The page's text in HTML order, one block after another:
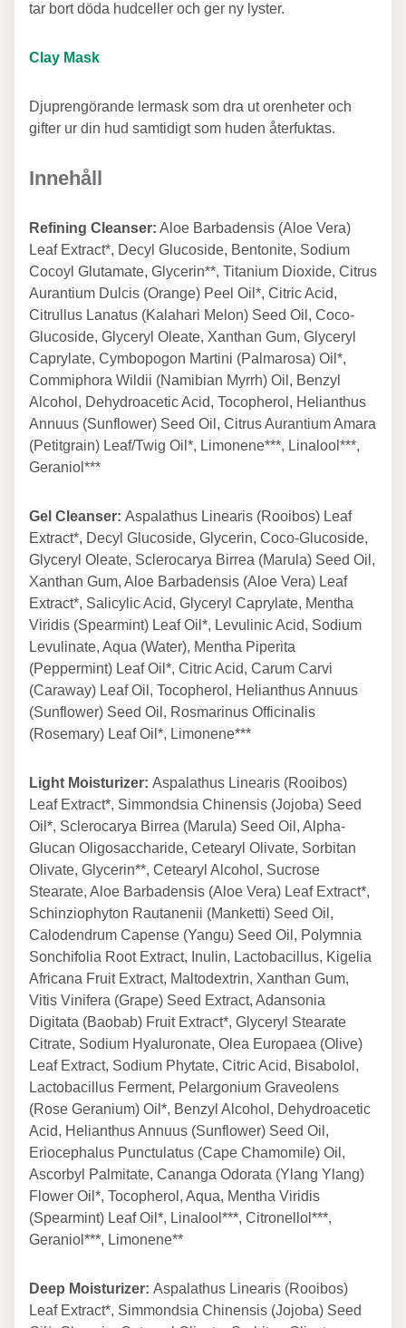
tar bort döda hudceller och ger ny lyster.
Clay Mask
Djuprengörande lermask som dra ut orenheter och
gifter ur din hud samtidigt som huden återfuktas.
Innehåll
Refining Cleanser: Aloe Barbadensis (Aloe Vera)
Leaf Extract*, Decyl Glucoside, Bentonite, Sodium
Cocoyl Glutamate, Glycerin**, Titanium Dioxide, Citrus
Aurantium Dulcis (Orange) Peel Oil*, Citric Acid,
Citrullus Lanatus (Kalahari Melon) Seed Oil, Coco-
Glucoside, Glyceryl Oleate, Xanthan Gum, Glyceryl
Caprylate, Cymbopogon Martini (Palmarosa) Oil*,
Commiphora Wildii (Namibian Myrrh) Oil, Benzyl
Alcohol, Dehydroacetic Acid, Tocopherol, Helianthus
Annuus (Sunflower) Seed Oil, Citrus Aurantium Amara
(Petitgrain) Leaf/Twig Oil*, Limonene***, Linalool***,
Geraniol***
Gel Cleanser: Aspalathus Linearis (Rooibos) Leaf
Extract*, Decyl Glucoside, Glycerin, Coco-Glucoside,
Glyceryl Oleate, Sclerocarya Birrea (Marula) Seed Oil,
Xanthan Gum, Aloe Barbadensis (Aloe Vera) Leaf
Extract*, Salicylic Acid, Glyceryl Caprylate, Mentha
Viridis (Spearmint) Leaf Oil*, Levulinic Acid, Sodium
Levulinate, Aqua (Water), Mentha Piperita
(Peppermint) Leaf Oil*, Citric Acid, Carum Carvi
(Caraway) Leaf Oil, Tocopherol, Helianthus Annuus
(Sunflower) Seed Oil, Rosmarinus Officinalis
(Rosemary) Leaf Oil*, Limonene***
Light Moisturizer: Aspalathus Linearis (Rooibos)
Leaf Extract*, Simmondsia Chinensis (Jojoba) Seed
Oil*, Sclerocarya Birrea (Marula) Seed Oil, Alpha-
Glucan Oligosaccharide, Cetearyl Olivate, Sorbitan
Olivate, Glycerin**, Cetearyl Alcohol, Sucrose
Stearate, Aloe Barbadensis (Aloe Vera) Leaf Extract*,
Schinziophyton Rautanenii (Manketti) Seed Oil,
Calodendrum Capense (Yangu) Seed Oil, Polymnia
Sonchifolia Root Extract, Inulin, Lactobacillus, Kigelia
Africana Fruit Extract, Maltodextrin, Xanthan Gum,
Vitis Vinifera (Grape) Seed Extract, Adansonia
Digitata (Baobab) Fruit Extract*, Glyceryl Stearate
Citrate, Sodium Hyaluronate, Olea Europaea (Olive)
Leaf Extract, Sodium Phytate, Citric Acid, Bisabolol,
Lactobacillus Ferment, Pelargonium Graveolens
(Rose Geranium) Oil*, Benzyl Alcohol, Dehydroacetic
Acid, Helianthus Annuus (Sunflower) Seed Oil,
Eriocephalus Punctulatus (Cape Chamomile) Oil,
Ascorbyl Palmitate, Cananga Odorata (Ylang Ylang)
Flower Oil*, Tocopherol, Aqua, Mentha Viridis
(Spearmint) Leaf Oil*, Linalool***, Citronellol***,
Geraniol***, Limonene**
Deep Moisturizer: Aspalathus Linearis (Rooibos)
Leaf Extract*, Simmondsia Chinensis (Jojoba) Seed